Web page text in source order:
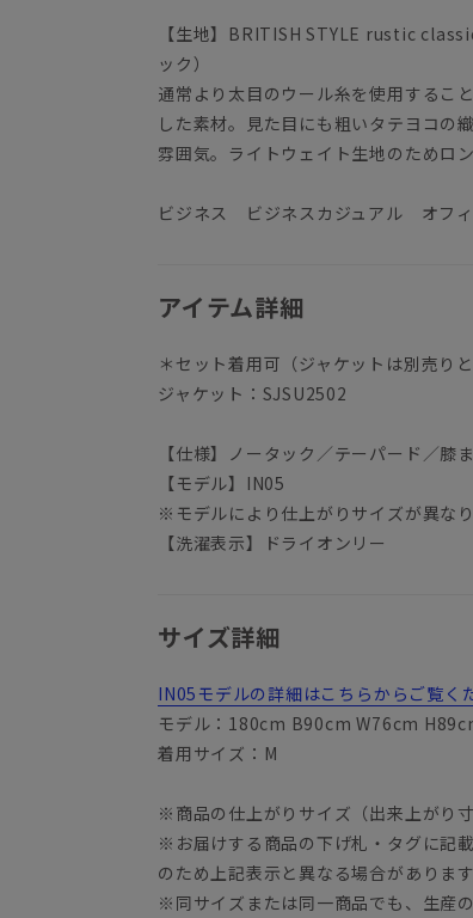
【生地】BRITISH STYLE rustic
ック）
通常より太目のウール糸を使用するこ
した素材。見た目にも粗いタテヨコの
雰囲気。ライトウェイト生地のためロ
ビジネス ビジネスカジュアル オフ
アイテム詳細
＊セット着用可（ジャケットは別売りと
ジャケット：SJSU2502
【仕様】ノータック／テーパード／膝
【モデル】IN05
※モデルにより仕上がりサイズが異な
【洗濯表示】ドライオンリー
サイズ詳細
IN05モデルの詳細はこちらからご覧く
モデル：180cm B90cm W76cm
着用サイズ：M
※商品の仕上がりサイズ（出来上がり
※お届けする商品の下げ札・タグに記
のため上記表示と異なる場合がありま
※同サイズまたは同一商品でも、生産